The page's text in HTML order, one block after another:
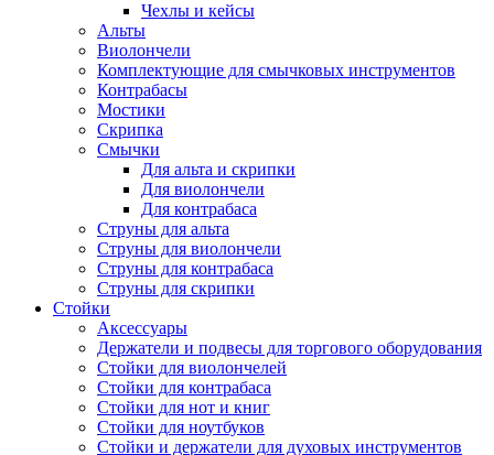
Чехлы и кейсы
Альты
Виолончели
Комплектующие для смычковых инструментов
Контрабасы
Мостики
Скрипка
Смычки
Для альта и скрипки
Для виолончели
Для контрабаса
Струны для альта
Струны для виолончели
Струны для контрабаса
Струны для скрипки
Стойки
Аксессуары
Держатели и подвесы для торгового оборудования
Стойки для виолончелей
Стойки для контрабаса
Стойки для нот и книг
Стойки для ноутбуков
Стойки и держатели для духовых инструментов